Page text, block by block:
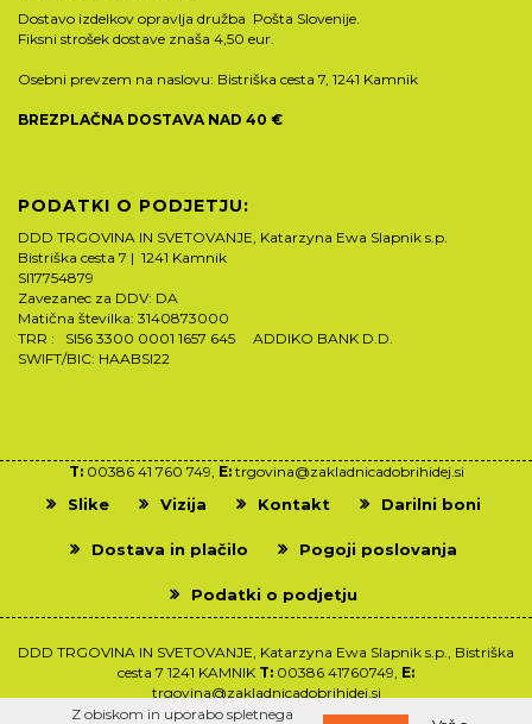
Dostavo izdelkov opravlja družba Pošta Slovenije.
Fiksni strošek dostave znaša 4,50 eur.
Osebni prevzem na naslovu: Bistriška cesta 7, 1241 Kamnik
BREZPLAČNA DOSTAVA NAD 40 €
PODATKI O PODJETJU:
DDD TRGOVINA IN SVETOVANJE, Katarzyna Ewa Slapnik s.p.
Bistriška cesta 7 | 1241 Kamnik
SI17754879
Zavezanec za DDV: DA
Matična številka: 3140873000
TRR : SI56 3300 0001 1657 645 ADDIKO BANK D.D.
SWIFT/BIC: HAABSI22
T:00386 41 760 749, E: trgovina@zakladnicadobrihidej.si
Slike Vizija Kontakt Darilni boni
Dostava in plačilo Pogoji poslovanja
Podatki o podjetju
DDD TRGOVINA IN SVETOVANJE, Katarzyna Ewa Slapnik s.p., Bistriška
cesta 7 1241 KAMNIK T: 00386 41760749, E:
trgovina@zakladnicadobrihidej.si
Z obiskom in uporabo spletnega